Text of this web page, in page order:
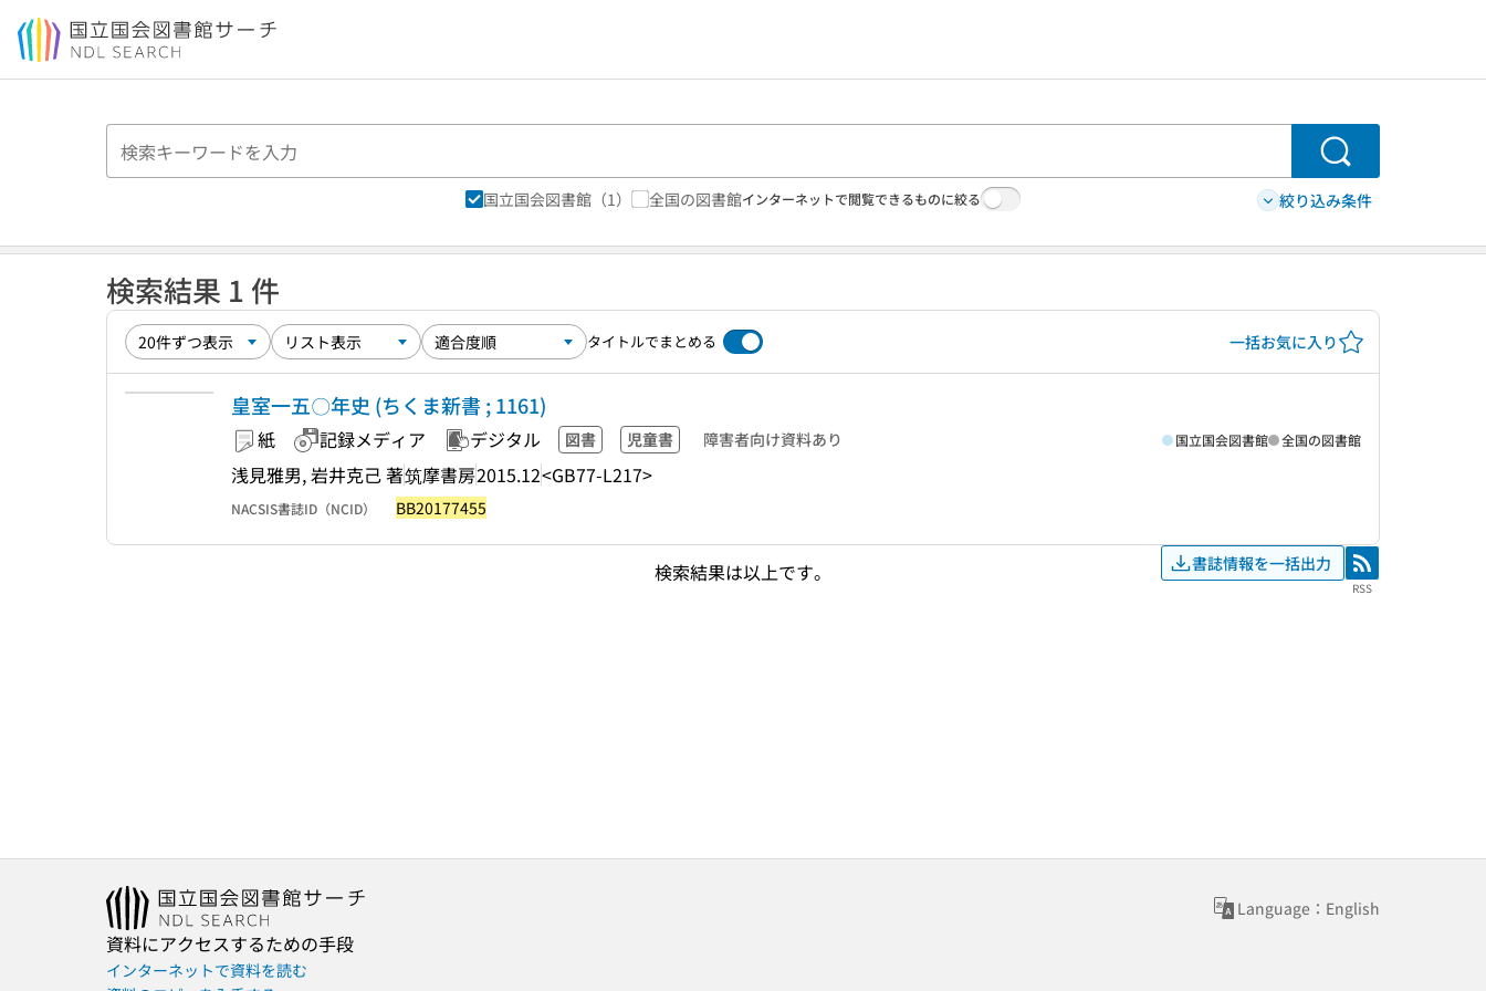
本文へ移動
検索
国立国会図書館 （1） 全国の図書館インターネットで閲覧できるものに絞る 絞り込み条件
検索結果 1 件
タイトルでまとめる 一括お気に入り
皇室一五〇年史 (ちくま新書 ; 1161)
紙 記録メディア デジタル 図書 児童書 障害者向け資料あり
浅見雅男, 岩井克己 著筑摩書房2015.12<GB77-L217>
国立国会図書館 全国の図書館
NACSIS書誌ID（NCID） BB20177455
検索結果は以上です。 書誌情報を一括出力 RSS
RSS
Language：English
資料にアクセスするための手段
インターネットで資料を読む